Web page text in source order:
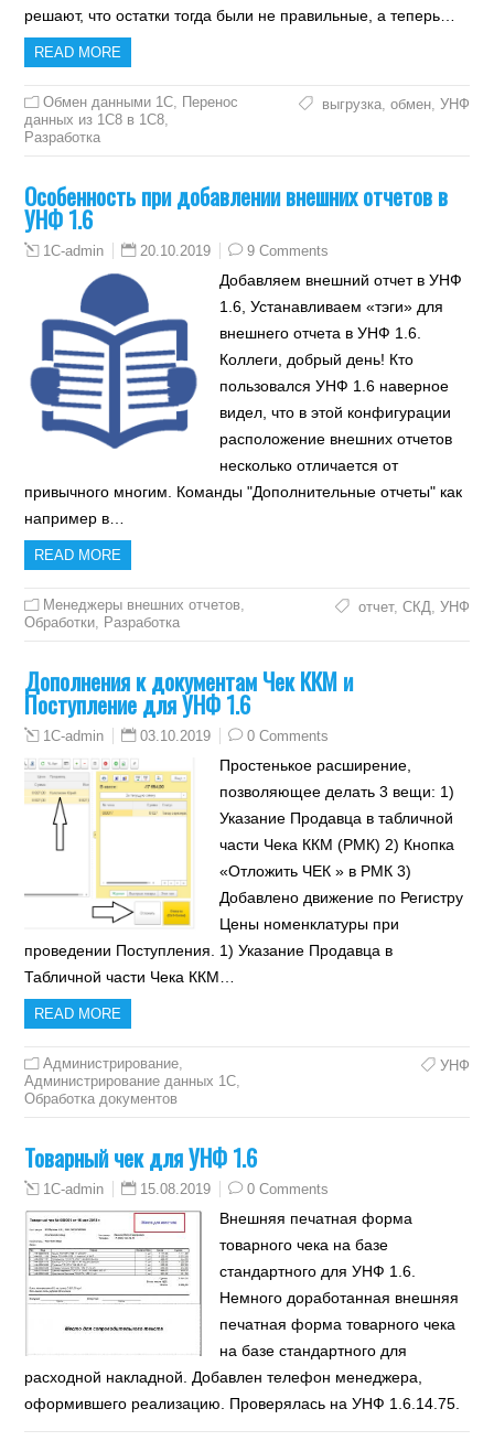
решают, что остатки тогда были не правильные, а теперь…
READ MORE
Обмен данными 1С, Перенос
данных из 1C8 в 1C8,
Разработка
выгрузка, обмен, УНФ
Особенность при добавлении внешних отчетов в
УНФ 1.6
1C-admin 20.10.2019 9 Comments
Добавляем внешний отчет в УНФ
1.6, Устанавливаем «тэги» для
внешнего отчета в УНФ 1.6.
Коллеги, добрый день! Кто
пользовался УНФ 1.6 наверное
видел, что в этой конфигурации
расположение внешних отчетов
несколько отличается от
привычного многим. Команды "Дополнительные отчеты" как
например в…
READ MORE
Менеджеры внешних отчетов,
Обработки, Разработка
отчет, СКД, УНФ
Дополнения к документам Чек ККМ и
Поступление для УНФ 1.6
1C-admin 03.10.2019 0 Comments
Простенькое расширение,
позволяющее делать 3 вещи: 1)
Указание Продавца в табличной
части Чека ККМ (РМК) 2) Кнопка
«Отложить ЧЕК » в РМК 3)
Добавлено движение по Регистру
Цены номенклатуры при
проведении Поступления. 1) Указание Продавца в
Табличной части Чека ККМ…
READ MORE
Администрирование,
Администрирование данных 1С,
Обработка документов
УНФ
Товарный чек для УНФ 1.6
1C-admin 15.08.2019 0 Comments
Внешняя печатная форма
товарного чека на базе
стандартного для УНФ 1.6.
Немного доработанная внешняя
печатная форма товарного чека
на базе стандартного для
расходной накладной. Добавлен телефон менеджера,
оформившего реализацию. Проверялась на УНФ 1.6.14.75.